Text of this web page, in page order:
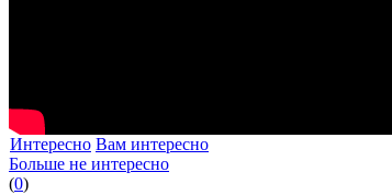
Интересно Вам интересно
Больше не интересно
(0)